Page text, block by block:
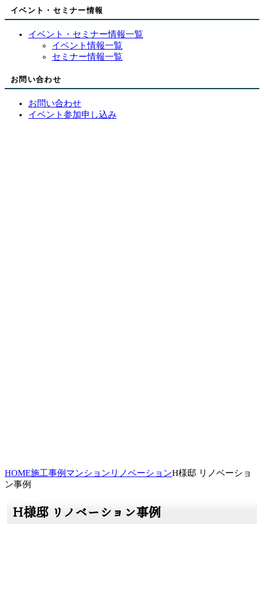
イベント・セミナー情報
イベント・セミナー情報一覧
イベント情報一覧
セミナー情報一覧
お問い合わせ
お問い合わせ
イベント参加申し込み
HOME施工事例 マンションリノベーションH様邸 リノベーショ
ン事例
H様邸 リノベーション事例